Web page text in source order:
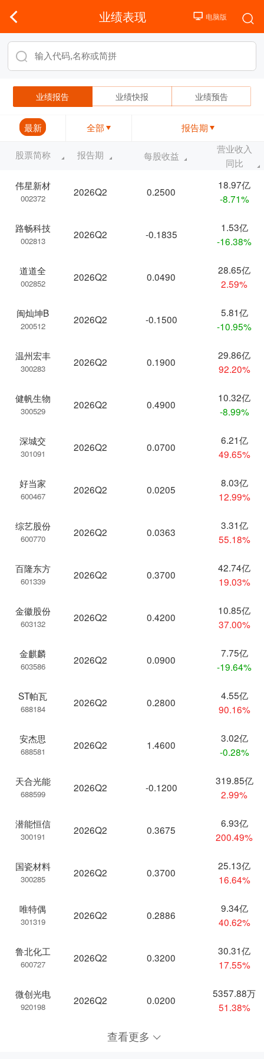
业绩表现
业绩报告 业绩快报 业绩预告
最新 全部 报告期
股票简称 报告期
伟星新材
002372
2026Q2
路畅科技
002813
2026Q2
道道全
002852
2026Q2
闽灿坤B
200512
2026Q2
温州宏丰
300283
2026Q2
健帆生物
300529
2026Q2
深城交
301091
2026Q2
好当家
600467
2026Q2
综艺股份
600770
2026Q2
百隆东方
601339
2026Q2
金徽股份
603132
2026Q2
金麒麟
603586
2026Q2
ST帕瓦
688184
2026Q2
安杰思
688581
2026Q2
天合光能
688599
2026Q2
潜能恒信
300191
2026Q2
国瓷材料
300285
2026Q2
唯特偶
301319
2026Q2
鲁北化工
600727
2026Q2
微创光电
920198
2026Q2
每股收益
营业收入
同比
0.2500
18.97亿
-8.71%
-0.1835
1.53亿
-16.38%
0.0490
28.65亿
2.59%
-0.1500
5.81亿
-10.95%
0.1900
29.86亿
92.20%
0.4900
10.32亿
-8.99%
0.0700
6.21亿
49.65%
0.0205
8.03亿
12.99%
0.0363
3.31亿
55.18%
0.3700
42.74亿
19.03%
0.4200
10.85亿
37.00%
0.0900
7.75亿
-19.64%
0.2800
4.55亿
90.16%
1.4600
3.02亿
-0.28%
-0.1200
319.85亿
2.99%
0.3675
6.93亿
200.49%
0.3700
25.13亿
16.64%
0.2886
9.34亿
40.62%
0.3200
30.31亿
17.55%
0.0200
5357.88万
51.38%
查看更多